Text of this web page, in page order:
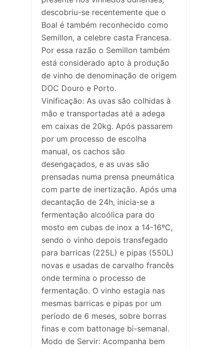
descobriu-se recentemente que o
Boal é também reconhecido como
Semillon, a celebre casta Francesa.
Por essa razão o Semillon também
está considerado apto à produção
de vinho de denominação de origem
DOC Douro e Porto.
Vinificação: As uvas são colhidas à
mão e transportadas até a adega
em caixas de 20kg. Após passarem
por um processo de escolha
manual, os cachos são
desengaçados, e as uvas são
prensadas numa prensa pneumática
com parte de inertização. Após uma
decantação de 24h, inicia-se a
fermentação alcoólica para do
mosto em cubas de inox a 14-16ºC,
sendo o vinho depois transfegado
para barricas (225L) e pipas (550L)
novas e usadas de carvalho francês
onde termina o processo de
fermentação. O vinho estagia nas
mesmas barricas e pipas por um
período de 6 meses, sobre borras
finas e com battonage bi-semanal.
Modo de Servir: Acompanha bem